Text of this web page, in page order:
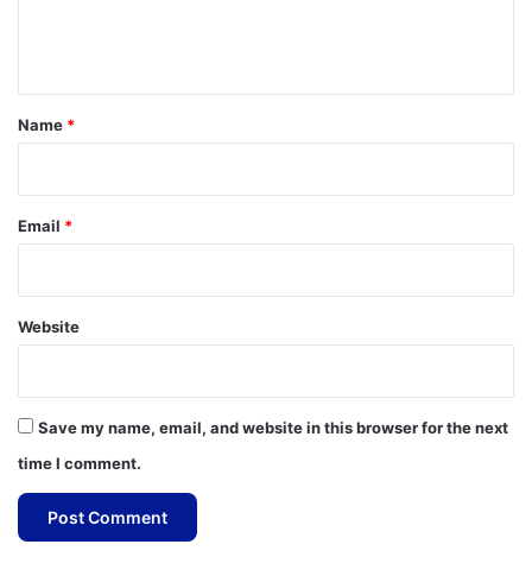
*
Name *
Email *
Website
Save my name, email, and website in this browser for the next
time I comment.